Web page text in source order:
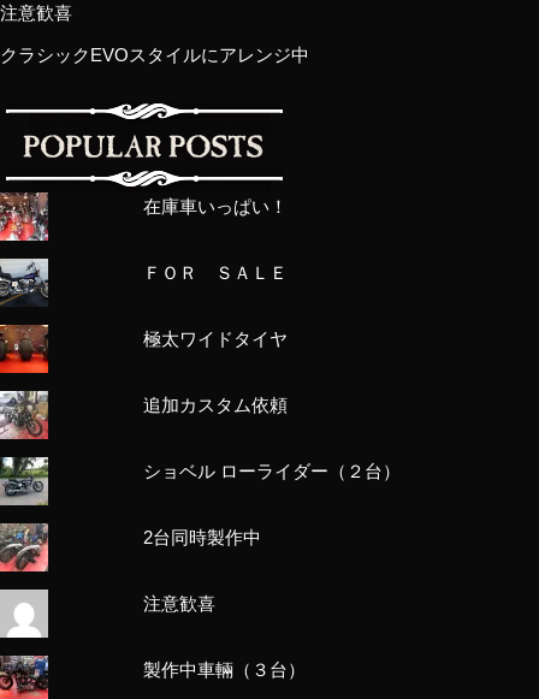
注意歓喜
クラシックEVOスタイルにアレンジ中
在庫車いっぱい！
ＦＯＲ ＳＡＬＥ
極太ワイドタイヤ
追加カスタム依頼
ショベル ローライダー（２台）
2台同時製作中
注意歓喜
製作中車輛（３台）